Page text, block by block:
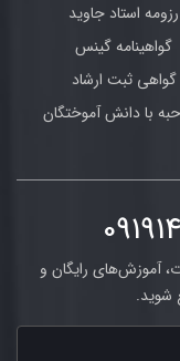
رزومه استاد جاوید
گواهینامه گینس
گواهی ثبت ارشاد
با دانش آموختگان
آموزش‌های رایگان و
شوید.